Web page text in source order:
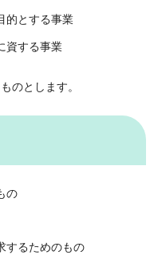
的とする事業
資する事業
のとします。
の
するためのもの